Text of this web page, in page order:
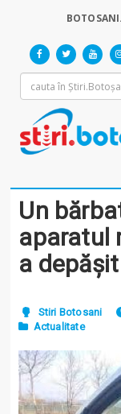
Un
aparatul
a
Stiri Botosani
Actualitate